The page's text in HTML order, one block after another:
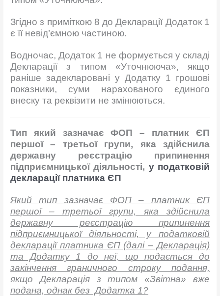
Згідно з приміткою 8 до Декларації Додаток 1
є її невід’ємною частиною.
Водночас, Додаток 1 не формується у складі
Декларації з типом «Уточнююча», якщо
раніше задекларовані у Додатку 1 грошові
показники, суми нарахованого єдиного
внеску та реквізити не змінюються.
Тип який зазначає ФОП – платник ЄП
першої – третьої групи, яка здійснила
державну реєстрацію припинення
підприємницької діяльності, у податковій
декларації платника ЄП
Який тип зазначає ФОП – платник ЄП
першої – третьої групи, яка здійснила
державну реєстрацію припинення
підприємницької діяльності, у податковій
декларації платника ЄП (далі – Декларація)
та Додатку 1 до неї, що подається до
закінчення граничного строку подання,
якщо Декларація з типом «Звітна» вже
подана, однак без Додатка 1?